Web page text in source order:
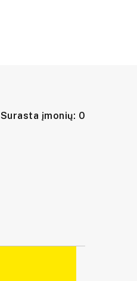
Surasta įmonių: 0